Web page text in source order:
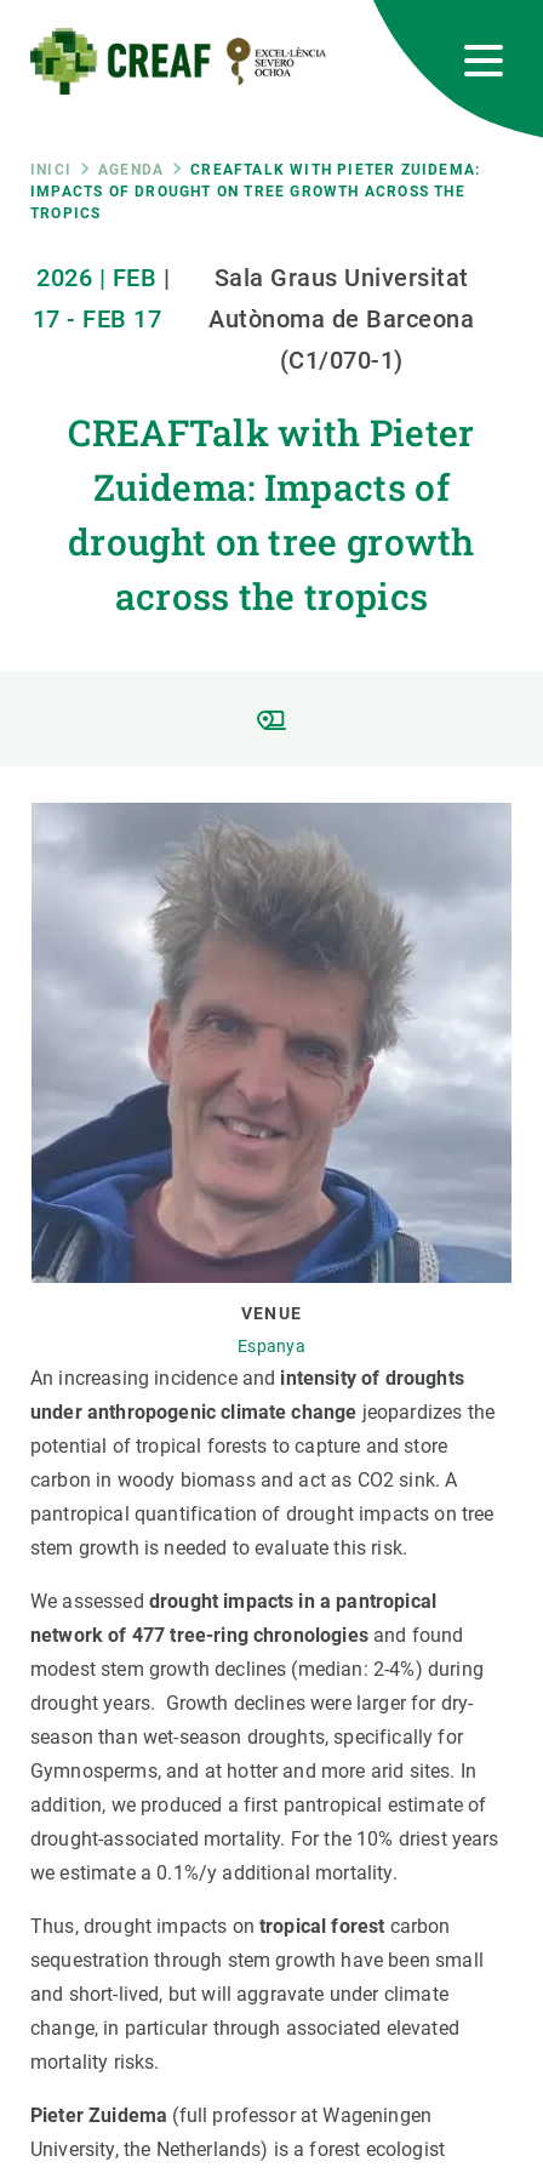
contingut
Fil
d'ariadna
INICI AGENDA
CREAFTALK WITH PIETER ZUIDEMA:
IMPACTS OF DROUGHT ON TREE GROWTH ACROSS THE
TROPICS
2026 | FEB
17 - FEB 17
|
Sala Graus Universitat
Autònoma de Barceona
(C1/070-1)
CREAFTalk with Pieter
Zuidema: Impacts of
drought on tree growth
across the tropics
VENUE
Espanya
An increasing incidence and intensity of droughts
under anthropogenic climate change jeopardizes the
potential of tropical forests to capture and store
carbon in woody biomass and act as CO2 sink. A
pantropical quantification of drought impacts on tree
stem growth is needed to evaluate this risk.
We assessed drought impacts in a pantropical
network of 477 tree-ring chronologiesand found
modest stem growth declines (median: 2-4%) during
drought years. Growth declines were larger for dry-
season than wet-season droughts, specifically for
Gymnosperms, and at hotter and more arid sites. In
addition, we produced a first pantropical estimate of
drought-associated mortality. For the 10% driest years
we estimate a 0.1%/y additional mortality.
Thus, drought impacts on tropical forest carbon
sequestration through stem growth have been small
and short-lived, but will aggravate under climate
change, in particular through associated elevated
mortality risks.
Pieter Zuidema (full professor at Wageningen
University, the Netherlands) is a forest ecologist
RRSS
responsive
Responsive
menu
RECERCA
CIÈNCIA EN ACCIÓ
UNEIX-TE A NOSALTRES